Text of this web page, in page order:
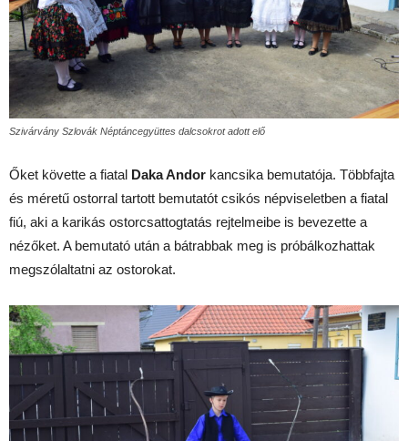
Szivárvány Szlovák Néptáncegyüttes dalcsokrot adott elő
Őket követte a fiatal Daka Andor kancsika bemutatója. Többfajta
és méretű ostorral tartott bemutatót csikós népviseletben a fiatal
fiú, aki a karikás ostorcsattogtatás rejtelmeibe is bevezette a
nézőket. A bemutató után a bátrabbak meg is próbálkozhattak
megszólaltatni az ostorokat.